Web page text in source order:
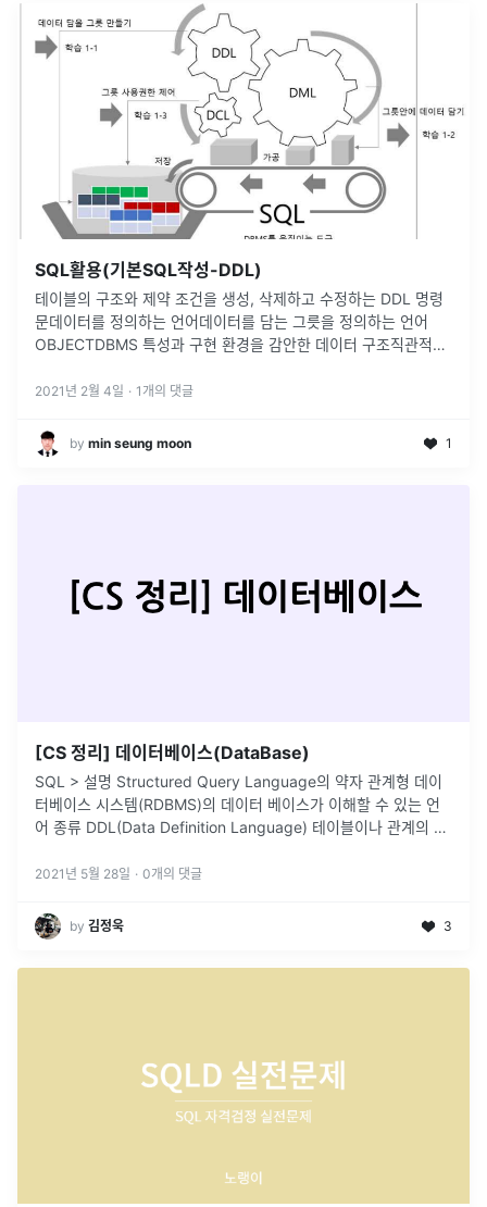
SQL활용(기본SQL작성-DDL)
테이블의 구조와 제약 조건을 생성, 삭제하고 수정하는 DDL 명령
문데이터를 정의하는 언어데이터를 담는 그릇을 정의하는 언어
OBJECTDBMS 특성과 구현 환경을 감안한 데이터 구조직관적으
터 타입과 크기, 제약 ...
2021년 2월 4일 · 1 개의 댓글
by min seung moon 1
[CS 정리] 데이터베이스(DataBase)
SQL > 설명 Structured Query Language의 약자 관계형 데이
터베이스 시스템(RDBMS)의 데이터 베이스가 이해할 수 있는 언
어 종류 DDL(Data Definition Language) 테이블이나 관계의 구
2021년 5월 28일 · 0개의 댓글
by 김정욱 3